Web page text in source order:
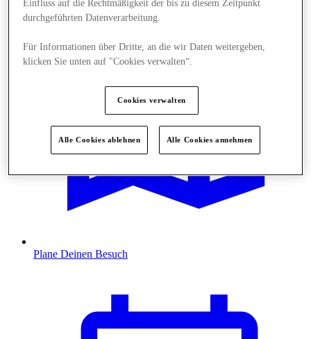
Plane Deinen Besuch
Einfluss auf die Rechtmäßigkeit der bis zu diesem Zeitpunkt
durchgeführten Datenverarbeitung.
Für Informationen über Dritte, an die wir Daten weitergeben,
klicken Sie unten auf "Cookies verwalten“.
Cookies verwalten
Alle Cookies ablehnen Alle Cookies annehmen